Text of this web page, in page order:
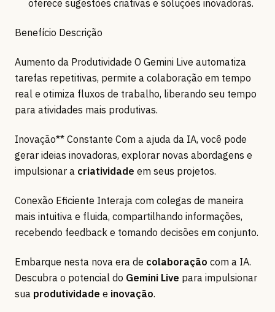
oferece sugestões criativas e soluções inovadoras.
Benefício Descrição
Aumento da Produtividade O Gemini Live automatiza
tarefas repetitivas, permite a colaboração em tempo
real e otimiza fluxos de trabalho, liberando seu tempo
para atividades mais produtivas.
Inovação** Constante Com a ajuda da IA, você pode
gerar ideias inovadoras, explorar novas abordagens e
impulsionar a criatividade em seus projetos.
Conexão Eficiente Interaja com colegas de maneira
mais intuitiva e fluida, compartilhando informações,
recebendo feedback e tomando decisões em conjunto.
Embarque nesta nova era de colaboração com a IA.
Descubra o potencial do Gemini Live para impulsionar
sua produtividade e inovação.